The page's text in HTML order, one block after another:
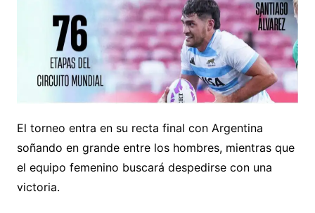
El torneo entra en su recta final con Argentina
soñando en grande entre los hombres, mientras que
el equipo femenino buscará despedirse con una
victoria.